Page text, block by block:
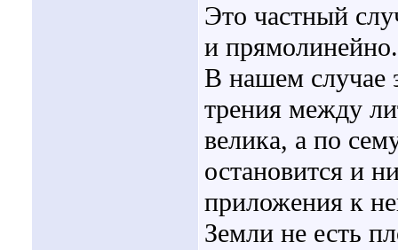
Это частный
и прямолинейно.
В нашем случае
трения между
велика, а по
остановится и
приложения к
Земли не есть